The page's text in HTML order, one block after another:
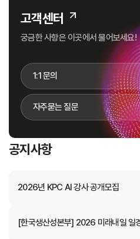
고객센터
궁금한 사항은 이곳에서 물어보세요!
1:1 문의
자주묻는 질문
공지사항
2026년 KPC AI 강사 공개모집
[한국생산성본부] 2026 미래내일 일